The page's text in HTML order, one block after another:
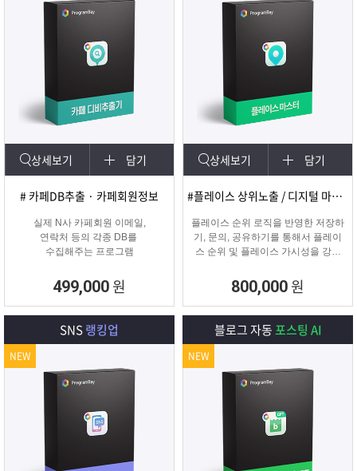
상세보기 담기
# 카페DB추출 · 카페회원정보
실제 N사 카페회원 이메일,
연락처 등의 각종 DB를
수집해주는 프로그램
499,000 원
상세보기 담기
#플레이스 상위노출 / 디지털 마케팅
플레이스 순위 로직을 반영한 저장하
기, 문의, 공유하기를 통해서 플레이
스 순위 및 플레이스 가시성을 강화
800,000 원
SNS랭킹업
NEW
블로그 자동포스팅 AI
NEW